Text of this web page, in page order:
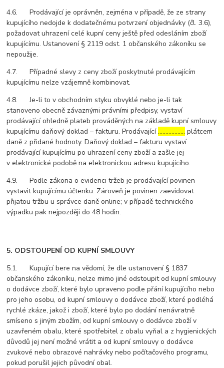
4.6. Prodávající je oprávněn, zejména v případě, že ze strany
kupujícího nedojde k dodatečnému potvrzení objednávky (čl. 3.6),
požadovat uhrazení celé kupní ceny ještě před odesláním zboží
kupujícímu. Ustanovení § 2119 odst. 1 občanského zákoníku se
nepoužije.
4.7. Případné slevy z ceny zboží poskytnuté prodávajícím
kupujícímu nelze vzájemně kombinovat.
4.8. Je-li to v obchodním styku obvyklé nebo je-li tak
stanoveno obecně závaznými právními předpisy, vystaví
prodávající ohledně plateb prováděných na základě kupní smlouvy
kupujícímu daňový doklad – fakturu. Prodávající……………… plátcem
daně z přidané hodnoty. Daňový doklad – fakturu vystaví
prodávající kupujícímu po uhrazení ceny zboží a zašle jej
v elektronické podobě na elektronickou adresu kupujícího.
4.9. Podle zákona o evidenci tržeb je prodávající povinen
vystavit kupujícímu účtenku. Zároveň je povinen zaevidovat
přijatou tržbu u správce daně online; v případě technického
výpadku pak nejpozději do 48 hodin.
5. ODSTOUPENÍ OD KUPNÍ SMLOUVY
5.1. Kupující bere na vědomí, že dle ustanovení § 1837
občanského zákoníku, nelze mimo jiné odstoupit od kupní smlouvy
o dodávce zboží, které bylo upraveno podle přání kupujícího nebo
pro jeho osobu, od kupní smlouvy o dodávce zboží, které podléhá
rychlé zkáze, jakož i zboží, které bylo po dodání nenávratně
smíseno s jiným zbožím, od kupní smlouvy o dodávce zboží v
uzavřeném obalu, které spotřebitel z obalu vyňal a z hygienických
důvodů jej není možné vrátit a od kupní smlouvy o dodávce
zvukové nebo obrazové nahrávky nebo počítačového programu,
pokud porušil jejich původní obal.